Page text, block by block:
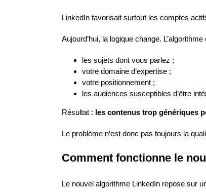
LinkedIn favorisait surtout les comptes
Aujourd’hui, la logique change.
les sujets dont vous parlez ;
votre domaine d’expertise ;
votre positionnement ;
les audiences susceptibles d’être
Résultat : les contenus trop génériques
Le problème n’est donc pas toujours la
Comment fonctionne le
Le nouvel algorithme LinkedIn repose sur